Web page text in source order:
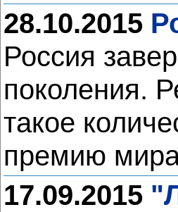
28.10.2015
Россия
поколения.
такое
премию
17.09.2015